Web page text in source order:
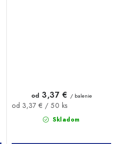
Skladom
od 3,37 € / balenie
Jednotková
od 3,37 € / 50 ks